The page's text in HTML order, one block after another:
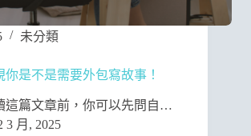
未分類
你是不是需要外包寫故事！
這篇文章前，你可以先問自…
3 月, 2025